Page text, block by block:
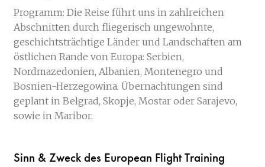
Programm: Die Reise führt uns in zahlreichen
Abschnitten durch fliegerisch ungewohnte,
geschichtsträchtige Länder und Landschaften am
östlichen Rande von Europa: Serbien,
Nordmazedonien, Albanien, Montenegro und
Bosnien-Herzegowina. Übernachtungen sind
geplant in Belgrad, Skopje, Mostar oder Sarajevo,
sowie in Maribor.
Sinn & Zweck des European Flight Training